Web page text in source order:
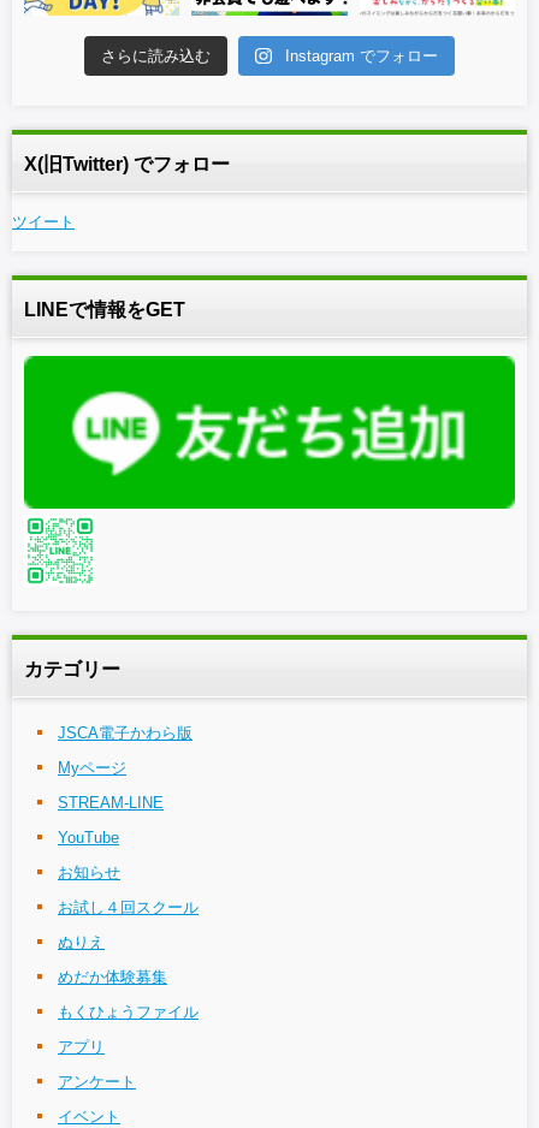
さらに読み込む Instagram でフォロー
X(旧Twitter) でフォロー
ツイート
LINEで情報をGET
カテゴリー
JSCA電子かわら版
Myページ
STREAM-LINE
YouTube
お知らせ
お試し４回スクール
ぬりえ
めだか体験募集
もくひょうファイル
アプリ
アンケート
イベント